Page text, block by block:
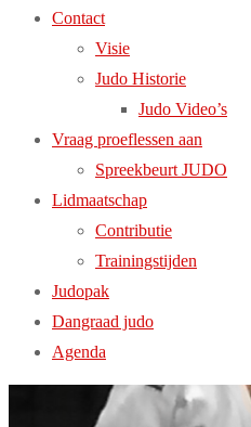
Contact
Visie
Judo Historie
Judo Video’s
Vraag proeflessen aan
Spreekbeurt JUDO
Lidmaatschap
Contributie
Trainingstijden
Judopak
Dangraad judo
Agenda